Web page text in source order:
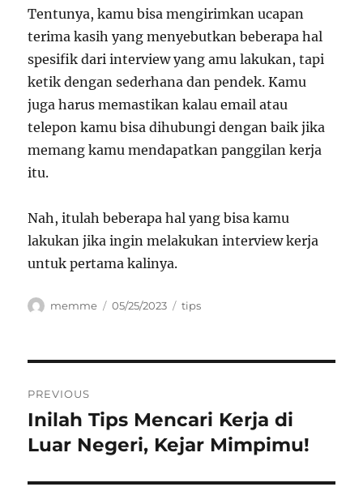
Tentunya, kamu bisa mengirimkan ucapan
terima kasih yang menyebutkan beberapa hal
spesifik dari interview yang amu lakukan, tapi
ketik dengan sederhana dan pendek. Kamu
juga harus memastikan kalau email atau
telepon kamu bisa dihubungi dengan baik jika
memang kamu mendapatkan panggilan kerja
itu.
Nah, itulah beberapa hal yang bisa kamu
lakukan jika ingin melakukan interview kerja
untuk pertama kalinya.
Author
memme
Posted
05/25/2023 Categories
tips
pos
PREVIOUS
Previous
post:
Inilah Tips Mencari Kerja di
Luar Negeri, Kejar Mimpimu!